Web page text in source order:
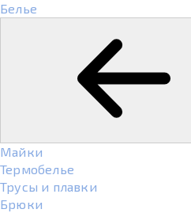
Белье
Майки
Термобелье
Трусы и плавки
Брюки